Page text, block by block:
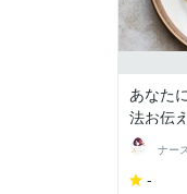
あなた
法お伝
ナー
-